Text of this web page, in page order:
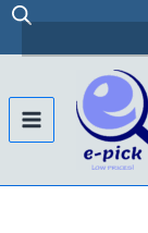
Skip
content
Main